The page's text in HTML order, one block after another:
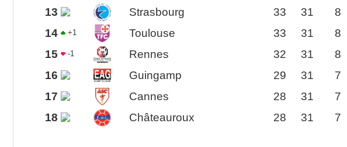
13
Strasbourg 33 31 8
14
+1 Toulouse 33 31 8
15
-1 Rennes 32 31 8
16
Guingamp 29 31 7
17
Cannes 28 31 7
18
Châteauroux 28 31 7